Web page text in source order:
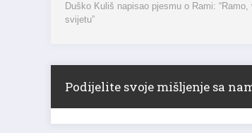
Duško Kuliš napisao pjesmu o Rami:
svijetu”
Podijelite svoje mišljenje sa